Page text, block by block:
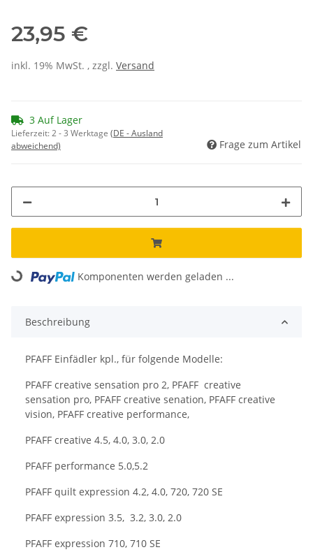
23,95 €
inkl. 19% MwSt. , zzgl. Versand
3 Auf Lager
Lieferzeit:2 - 3 Werktage (DE - Ausland
abweichend)
Frage zum Artikel
Loading... Komponenten werden geladen ...
Beschreibung
PFAFF Einfädler kpl., für folgende Modelle:
PFAFF creative sensation pro 2, PFAFF creative
sensation pro, PFAFF creative senation, PFAFF creative
vision, PFAFF creative performance,
PFAFF creative 4.5, 4.0, 3.0, 2.0
PFAFF performance 5.0,5.2
PFAFF quilt expression 4.2, 4.0, 720, 720 SE
PFAFF expression 3.5, 3.2, 3.0, 2.0
PFAFF expression 710, 710 SE